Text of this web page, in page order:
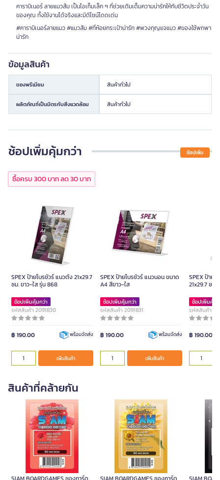
คาราบิเนอร์ ลายแมวส้ม เป็นไอเท็มเล็ก ๆ ที่ช่วยเติมเต็มความน่ารักให้กับชีวิตประจำวัน
ของคุณ ทั้งใช้งานได้จริงและมีดีไซน์โดดเด่น
#คาราบิเนอร์ลายแมว #แมวส้ม #ที่ห้อยกระเป๋าน่ารัก #พวงกุญแจแมว #ของใช้พกพา
น่ารัก
ข้อมูลสินค้า
ของพรีเมียม สินค้าทั่วไป
ผลิตภัณฑ์เป็นมิตรกับสิ่งแวดล้อม สินค้าทั่วไป
ช้อปเพิ่มคุ้มกว่า ช้อปเพิ่ม
ซื้อครบ 300 บาท ลด 30 บาท
SPEX ป้ายโบรชัวร์ แนวตั้ง 21x29.7
ซม. ขาว-ใส รุ่น 868
ช้อปเพิ่มคุ้มกว่า
รหัสสินค้า 2091830
฿ 190.00 พร้อมจัดส่ง
เพิ่มสินค้า
SPEX ป้ายโบรชัวร์ แนวนอน ขนาด
A4 สีขาว-ใส
ช้อปเพิ่มคุ้มกว่า
รหัสสินค้า 2091831
฿ 190.00 พร้อมจัดส่ง
เพิ่มสินค้า
SPEX ป้าย
21x29.7 ซม.
ช้อปเพิ่มคุ้ม
รหัสสินค้า
฿ 190.00
สินค้าที่คล้ายกัน